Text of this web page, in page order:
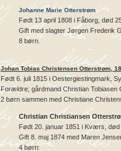
Johanne Marie Otterstrøm
Født 13 april 1808 i Fåborg, død
Gift med slagter Jørgen Frederik
8 børn.
Johan Tobias Christensen Otterstrøm,
Født 6. juli 1815 i Oestergiestingmark,
Forældre; gårdmand Christian Tobiasen
2 børn sammen med Christiane
Christian Christiansen
Født 20. januar 1851 i Kværs, død
Gift 8. maj 1874 med Maren
4 børn: